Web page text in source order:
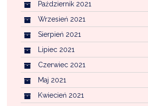
Październik 2021
Wrzesień 2021
Sierpień 2021
Lipiec 2021
Czerwiec 2021
Maj 2021
Kwiecień 2021